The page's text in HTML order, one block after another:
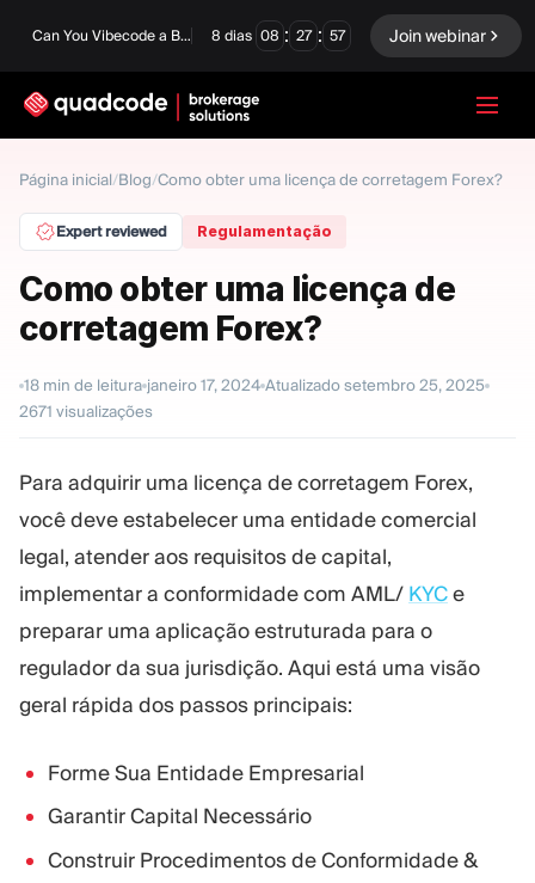
Can You Vibecode a Brokerage Platform? 8 dias 08 : 27 : 56 Join webinar
Página inicial/Blog/Como obter uma licença de corretagem Forex?
Expert reviewed Regulamentação
Como obter uma licença de
corretagem Forex?
18 min de leitura janeiro 17, 2024 Atualizadosetembro 25, 2025
2671 visualizações
Para adquirir uma licença de corretagem Forex,
você deve estabelecer uma entidade comercial
legal, atender aos requisitos de capital,
implementar a conformidade com AML/ KYCe
preparar uma aplicação estruturada para o
regulador da sua jurisdição. Aqui está uma visão
geral rápida dos passos principais:
Forme Sua Entidade Empresarial
Garantir Capital Necessário
Construir Procedimentos de Conformidade &
Português
Solução completa
Forex / CFD
Opções Binárias
Exchange e Clearing
MÓDULOS
Plataforma Trading Administração
RECURSOS
Guia de marketing
Blog
Tutoriais em vídeo
Calculadora de lucro
Plano de negócios
MAIS
Sobre nós
Equipe
Números
Notícias da empresa
Carreiras